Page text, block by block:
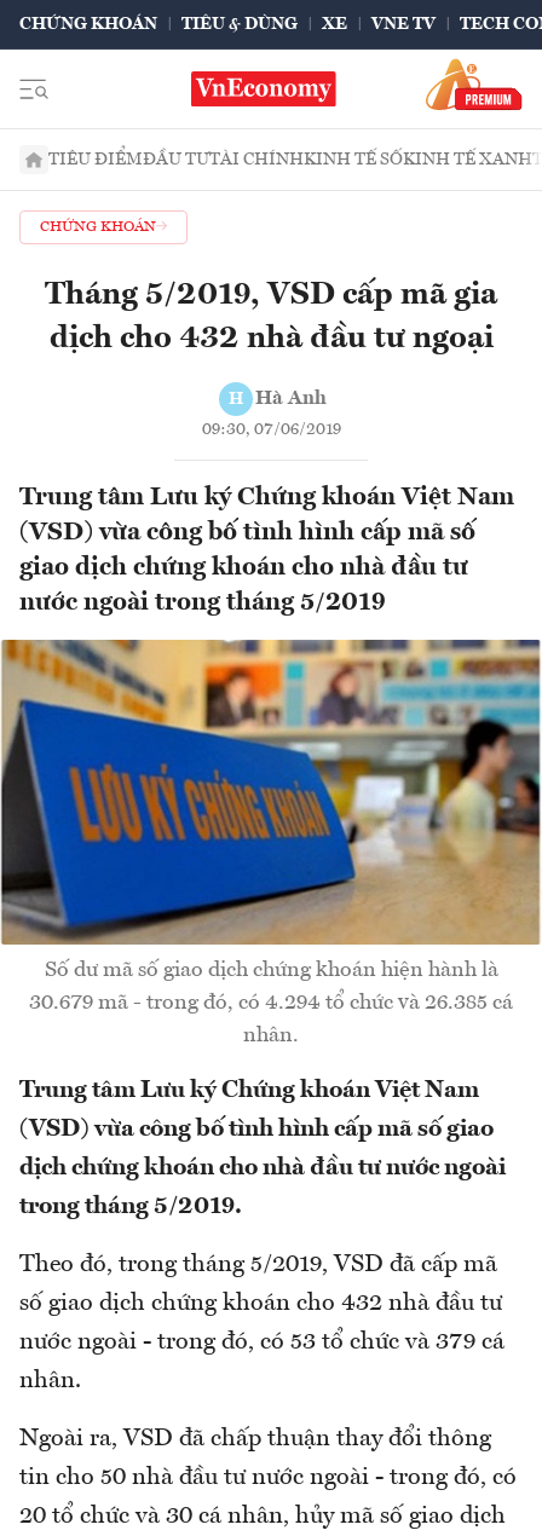
CHỨNG KHOÁN TIÊU & DÙNG XE VNE TV TECH
TIÊU ĐIỂMĐẦU TƯTÀI CHÍNHKINH TẾ SỐKINH TẾ XANH
CHỨNG KHOÁN
Tháng 5/2019, VSD cấp mã gia
dịch cho 432 nhà đầu tư ngoại
H Hà Anh
09:30, 07/06/2019
Trung tâm Lưu ký Chứng khoán Việt Nam
(VSD) vừa công bố tình hình cấp mã số
giao dịch chứng khoán cho nhà đầu tư
nước ngoài trong tháng 5/2019
Số dư mã số giao dịch chứng khoán hiện hành là
30.679 mã - trong đó, có 4.294 tổ chức và 26.385 cá
nhân.
Trung tâm Lưu ký Chứng khoán Việt Nam
(VSD) vừa công bố tình hình cấp mã số giao
dịch chứng khoán cho nhà đầu tư nước ngoài
trong tháng 5/2019.
Theo đó, trong tháng 5/2019, VSD đã cấp mã
số giao dịch chứng khoán cho 432 nhà đầu tư
nước ngoài - trong đó, có 53 tổ chức và 379 cá
nhân.
Ngoài ra, VSD đã chấp thuận thay đổi thông
tin cho 50 nhà đầu tư nước ngoài - trong đó, có
20 tổ chức và 30 cá nhân, hủy mã số giao dịch